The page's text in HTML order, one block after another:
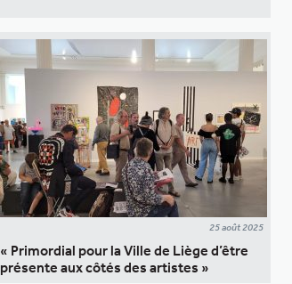
25 août 2025
« Primordial pour la Ville de Liège d’être
présente aux côtés des artistes »